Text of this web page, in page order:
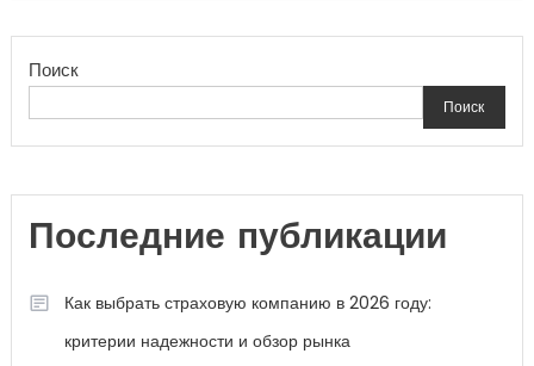
Поиск
Поиск
Последние публикации
Как выбрать страховую компанию в 2026 году:
критерии надежности и обзор рынка